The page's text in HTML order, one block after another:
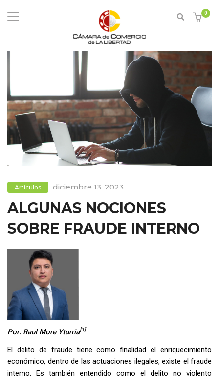
0
Artículos diciembre 13, 2023
ALGUNAS NOCIONES
SOBRE FRAUDE INTERNO
Por: Raul More Yturria[1]
El delito de fraude tiene como finalidad el enriquecimiento
económico, dentro de las actuaciones ilegales, existe el fraude
interno. Es también entendido como el delito no violento